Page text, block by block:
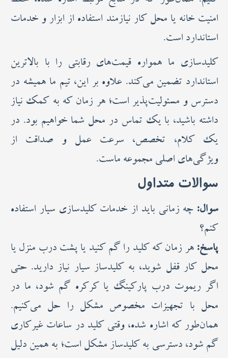
امنیت خانه یا محل کار نیازمند استفاده از ابزار و خدمات
استاندارد است.
کلیدسازی ما همواره قیمت‌های رقابتی را با بالاترین
استاندارد تضمین می‌کند. علاوه بر این، تیم ما همیشه در
دسترس و مسئولیت‌پذیر است؛ هر زمان که به کمک نیاز
داشته باشید، با یک تماس در محل شما خواهیم بود. در
یک کلام، تخصص، سرعت عمل و صداقت از
ویژگی‌های اصلی مجموعه ماست.
سوالات متداول
سوال: چه زمانی باید از خدمات کلیدسازی سیار استفاده
کنم؟
پاسخ: هر زمان که کلید را گم کنید یا پشت درب منزل یا
محل کار قفل شوید، به کلیدساز سیار نیاز دارید. حتی
اگر ریموت درب پارکینگ یا کرکره گم شود، ما در
محل با تجهیزات مخصوص مشکل را حل می‌کنیم.
همان‌طور که اشاره شده، وقتی کلید در ساعات غیرکاری
گم شود، دسترسی به کلیدساز مشکل است؛ به همین دلیل